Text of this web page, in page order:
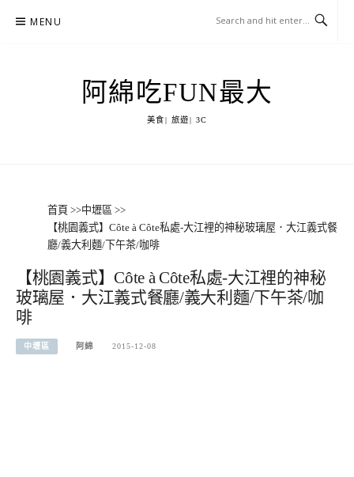
MENU
阿綿吃FUN最大
美食| 旅遊| 3C
首頁 >>中壢區 >>
【桃園義式】Côte à Côte私處-大江裡的神秘玻璃屋．大江義式餐
廳/義大利麵/下午茶/咖啡
【桃園義式】Côte à Côte私處-大江裡的神秘
玻璃屋．大江義式餐廳/義大利麵/下午茶/咖
啡
中壢區 阿綿 2015-12-08